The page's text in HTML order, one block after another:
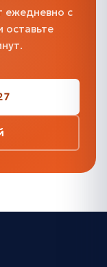
ежедневно с